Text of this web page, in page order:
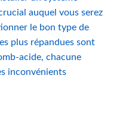
auquel vous serez
le bon type de
plus répandues sont
acide, chacune
inconvénients